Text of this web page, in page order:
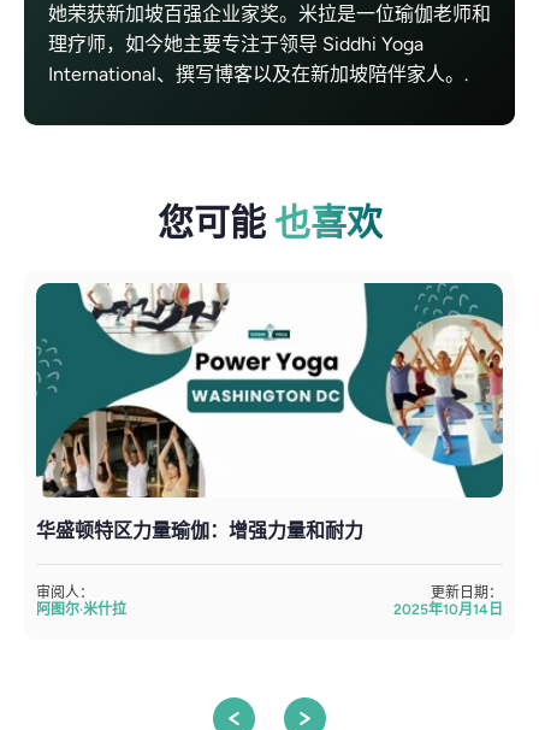
她荣获新加坡百强企业家奖。米拉是一位瑜伽老师和
理疗师，如今她主要专注于领导 Siddhi Yoga
International、撰写博客以及在新加坡陪伴家人。.
您可能 也喜欢
华盛顿特区力量瑜伽：增强力量和耐力
审阅人：
阿图尔·米什拉
更新日期：
2025年10月14日